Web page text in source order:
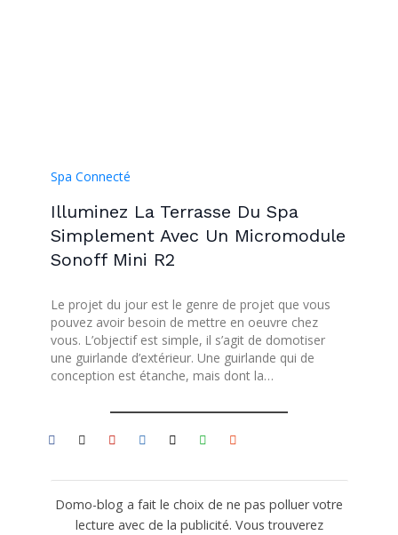
Spa Connecté
Illuminez La Terrasse Du Spa
Simplement Avec Un Micromodule
Sonoff Mini R2
Le projet du jour est le genre de projet que vous
pouvez avoir besoin de mettre en oeuvre chez
vous. L’objectif est simple, il s’agit de domotiser
une guirlande d’extérieur. Une guirlande qui de
conception est étanche, mais dont la…
Domo-blog a fait le choix de ne pas polluer votre
lecture avec de la publicité. Vous trouverez